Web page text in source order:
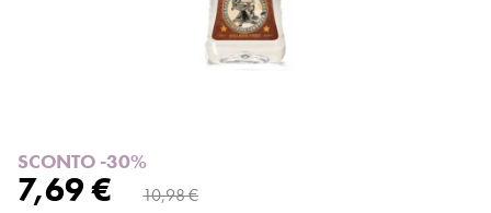
SCONTO -30%
7,69 € 10,98 €